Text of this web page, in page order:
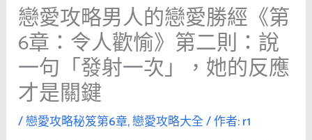
戀愛攻略男人的戀愛勝經《第
6章：令人歡愉》第二則：說
一句「發射一次」，她的反應
才是關鍵
/戀愛攻略秘笈第6章,戀愛攻略大全/ 作者:r1